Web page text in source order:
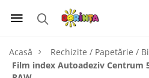
Acasă
Rechizite / Papetărie /
Film index Autoadeziv Centrum